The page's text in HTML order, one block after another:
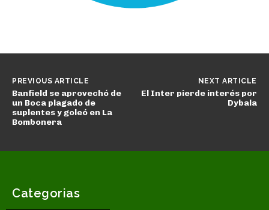
PREVIOUS ARTICLE
Banfield se aprovechó de
un Boca plagado de
suplentes y goleó en La
Bombonera
NEXT ARTICLE
El Inter pierde interés por
Dybala
Categorias